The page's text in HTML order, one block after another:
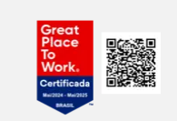
Em caso de reações
interrompa o uso e
Armazenamento e